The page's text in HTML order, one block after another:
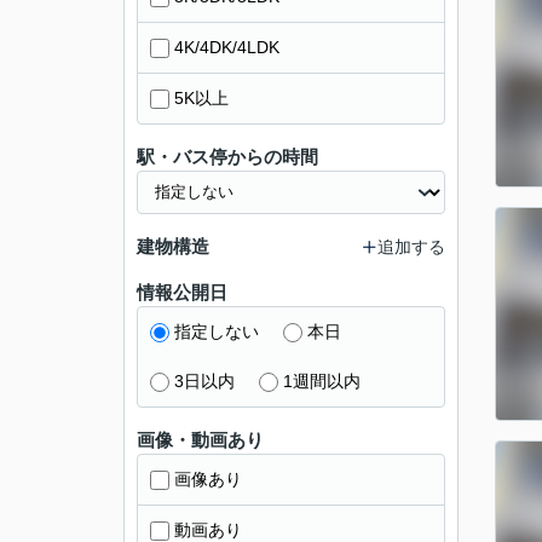
4K/4DK/4LDK
5K以上
駅・バス停からの時間
建物構造 追加する
情報公開日
指定しない 本日
3日以内 1週間以内
画像・動画あり
画像あり
動画あり